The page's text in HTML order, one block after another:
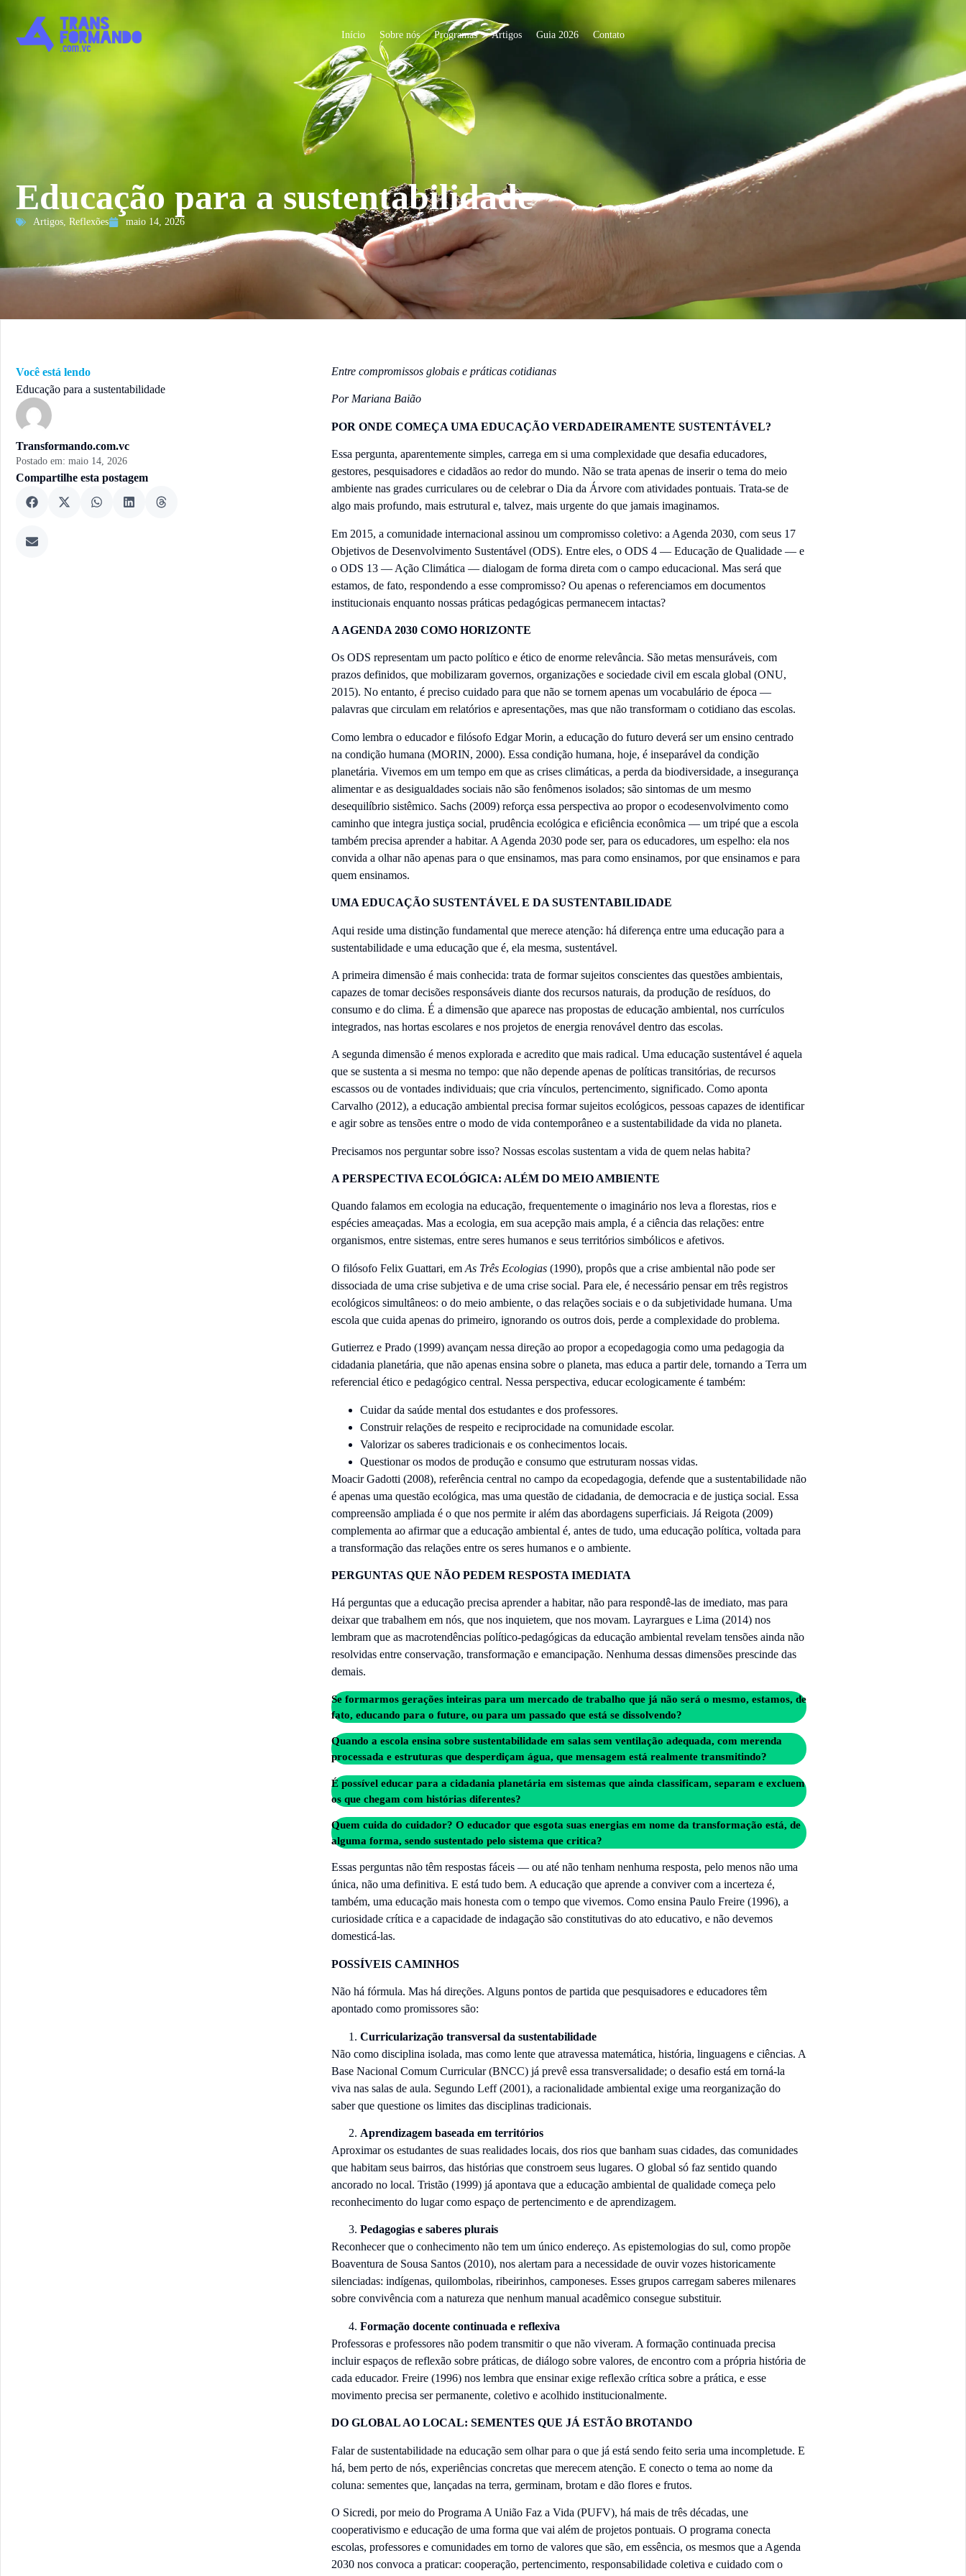
Início Sobre nós Programas Artigos Guia 2026 Contato
Educação para a sustentabilidade
Artigos, Reflexões maio 14, 2026
Você está lendo
Educação para a sustentabilidade
Transformando.com.vc
Postado em: maio 14, 2026
Compartilhe esta postagem
Entre compromissos globais e práticas cotidianas
Por Mariana Baião
POR ONDE COMEÇA UMA EDUCAÇÃO VERDADEIRAMENTE SUSTENTÁVEL?
Essa pergunta, aparentemente simples, carrega em si uma complexidade que desafia educadores,
gestores, pesquisadores e cidadãos ao redor do mundo. Não se trata apenas de inserir o tema do meio
ambiente nas grades curriculares ou de celebrar o Dia da Árvore com atividades pontuais. Trata-se de
algo mais profundo, mais estrutural e, talvez, mais urgente do que jamais imaginamos.
Em 2015, a comunidade internacional assinou um compromisso coletivo: a Agenda 2030, com seus 17
Objetivos de Desenvolvimento Sustentável (ODS). Entre eles, o ODS 4 — Educação de Qualidade — e
o ODS 13 — Ação Climática — dialogam de forma direta com o campo educacional. Mas será que
estamos, de fato, respondendo a esse compromisso? Ou apenas o referenciamos em documentos
institucionais enquanto nossas práticas pedagógicas permanecem intactas?
A AGENDA 2030 COMO HORIZONTE
Os ODS representam um pacto político e ético de enorme relevância. São metas mensuráveis, com
prazos definidos, que mobilizaram governos, organizações e sociedade civil em escala global (ONU,
2015). No entanto, é preciso cuidado para que não se tornem apenas um vocabulário de época —
palavras que circulam em relatórios e apresentações, mas que não transformam o cotidiano das escolas.
Como lembra o educador e filósofo Edgar Morin, a educação do futuro deverá ser um ensino centrado
na condição humana (MORIN, 2000). Essa condição humana, hoje, é inseparável da condição
planetária. Vivemos em um tempo em que as crises climáticas, a perda da biodiversidade, a insegurança
alimentar e as desigualdades sociais não são fenômenos isolados; são sintomas de um mesmo
desequilíbrio sistêmico. Sachs (2009) reforça essa perspectiva ao propor o ecodesenvolvimento como
caminho que integra justiça social, prudência ecológica e eficiência econômica — um tripé que a escola
também precisa aprender a habitar. A Agenda 2030 pode ser, para os educadores, um espelho: ela nos
convida a olhar não apenas para o que ensinamos, mas para como ensinamos, por que ensinamos e para
quem ensinamos.
UMA EDUCAÇÃO SUSTENTÁVEL E DA SUSTENTABILIDADE
Aqui reside uma distinção fundamental que merece atenção: há diferença entre uma educação para a
sustentabilidade e uma educação que é, ela mesma, sustentável.
A primeira dimensão é mais conhecida: trata de formar sujeitos conscientes das questões ambientais,
capazes de tomar decisões responsáveis diante dos recursos naturais, da produção de resíduos, do
consumo e do clima. É a dimensão que aparece nas propostas de educação ambiental, nos currículos
integrados, nas hortas escolares e nos projetos de energia renovável dentro das escolas.
A segunda dimensão é menos explorada e acredito que mais radical. Uma educação sustentável é aquela
que se sustenta a si mesma no tempo: que não depende apenas de políticas transitórias, de recursos
escassos ou de vontades individuais; que cria vínculos, pertencimento, significado. Como aponta
Carvalho (2012), a educação ambiental precisa formar sujeitos ecológicos, pessoas capazes de identificar
e agir sobre as tensões entre o modo de vida contemporâneo e a sustentabilidade da vida no planeta.
Precisamos nos perguntar sobre isso? Nossas escolas sustentam a vida de quem nelas habita?
A PERSPECTIVA ECOLÓGICA: ALÉM DO MEIO AMBIENTE
Quando falamos em ecologia na educação, frequentemente o imaginário nos leva a florestas, rios e
espécies ameaçadas. Mas a ecologia, em sua acepção mais ampla, é a ciência das relações: entre
organismos, entre sistemas, entre seres humanos e seus territórios simbólicos e afetivos.
O filósofo Felix Guattari, em As Três Ecologias(1990), propôs que a crise ambiental não pode ser
dissociada de uma crise subjetiva e de uma crise social. Para ele, é necessário pensar em três registros
ecológicos simultâneos: o do meio ambiente, o das relações sociais e o da subjetividade humana. Uma
escola que cuida apenas do primeiro, ignorando os outros dois, perde a complexidade do problema.
Gutierrez e Prado (1999) avançam nessa direção ao propor a ecopedagogia como uma pedagogia da
cidadania planetária, que não apenas ensina sobre o planeta, mas educa a partir dele, tornando a Terra um
referencial ético e pedagógico central. Nessa perspectiva, educar ecologicamente é também:
Cuidar da saúde mental dos estudantes e dos professores.
Construir relações de respeito e reciprocidade na comunidade escolar.
Valorizar os saberes tradicionais e os conhecimentos locais.
Questionar os modos de produção e consumo que estruturam nossas vidas.
Moacir Gadotti (2008), referência central no campo da ecopedagogia, defende que a sustentabilidade não
é apenas uma questão ecológica, mas uma questão de cidadania, de democracia e de justiça social. Essa
compreensão ampliada é o que nos permite ir além das abordagens superficiais. Já Reigota (2009)
complementa ao afirmar que a educação ambiental é, antes de tudo, uma educação política, voltada para
a transformação das relações entre os seres humanos e o ambiente.
PERGUNTAS QUE NÃO PEDEM RESPOSTA IMEDIATA
Há perguntas que a educação precisa aprender a habitar, não para respondê-las de imediato, mas para
deixar que trabalhem em nós, que nos inquietem, que nos movam. Layrargues e Lima (2014) nos
lembram que as macrotendências político-pedagógicas da educação ambiental revelam tensões ainda não
resolvidas entre conservação, transformação e emancipação. Nenhuma dessas dimensões prescinde das
demais.
Se formarmos gerações inteiras para um mercado de trabalho que já não será o mesmo, estamos, de
fato, educando para o future, ou para um passado que está se dissolvendo?
Quando a escola ensina sobre sustentabilidade em salas sem ventilação adequada, com merenda
processada e estruturas que desperdiçam água, que mensagem está realmente transmitindo?
É possível educar para a cidadania planetária em sistemas que ainda classificam, separam e excluem
os que chegam com histórias diferentes?
Quem cuida do cuidador? O educador que esgota suas energias em nome da transformação está, de
alguma forma, sendo sustentado pelo sistema que critica?
Essas perguntas não têm respostas fáceis — ou até não tenham nenhuma resposta, pelo menos não uma
única, não uma definitiva. E está tudo bem. A educação que aprende a conviver com a incerteza é,
também, uma educação mais honesta com o tempo que vivemos. Como ensina Paulo Freire (1996), a
curiosidade crítica e a capacidade de indagação são constitutivas do ato educativo, e não devemos
domesticá-las.
POSSÍVEIS CAMINHOS
Não há fórmula. Mas há direções. Alguns pontos de partida que pesquisadores e educadores têm
apontado como promissores são:
Curricularização transversal da sustentabilidade
Não como disciplina isolada, mas como lente que atravessa matemática, história, linguagens e ciências. A
Base Nacional Comum Curricular (BNCC) já prevê essa transversalidade; o desafio está em torná-la
viva nas salas de aula. Segundo Leff (2001), a racionalidade ambiental exige uma reorganização do
saber que questione os limites das disciplinas tradicionais.
Aprendizagem baseada em territórios
Aproximar os estudantes de suas realidades locais, dos rios que banham suas cidades, das comunidades
que habitam seus bairros, das histórias que constroem seus lugares. O global só faz sentido quando
ancorado no local. Tristão (1999) já apontava que a educação ambiental de qualidade começa pelo
reconhecimento do lugar como espaço de pertencimento e de aprendizagem.
Pedagogias e saberes plurais
Reconhecer que o conhecimento não tem um único endereço. As epistemologias do sul, como propõe
Boaventura de Sousa Santos (2010), nos alertam para a necessidade de ouvir vozes historicamente
silenciadas: indígenas, quilombolas, ribeirinhos, camponeses. Esses grupos carregam saberes milenares
sobre convivência com a natureza que nenhum manual acadêmico consegue substituir.
Formação docente continuada e reflexiva
Professoras e professores não podem transmitir o que não viveram. A formação continuada precisa
incluir espaços de reflexão sobre práticas, de diálogo sobre valores, de encontro com a própria história de
cada educador. Freire (1996) nos lembra que ensinar exige reflexão crítica sobre a prática, e esse
movimento precisa ser permanente, coletivo e acolhido institucionalmente.
DO GLOBAL AO LOCAL: SEMENTES QUE JÁ ESTÃO BROTANDO
Falar de sustentabilidade na educação sem olhar para o que já está sendo feito seria uma incompletude. E
há, bem perto de nós, experiências concretas que merecem atenção. E conecto o tema ao nome da
coluna: sementes que, lançadas na terra, germinam, brotam e dão flores e frutos.
O Sicredi, por meio do Programa A União Faz a Vida (PUFV), há mais de três décadas, une
cooperativismo e educação de uma forma que vai além de projetos pontuais. O programa conecta
escolas, professores e comunidades em torno de valores que são, em essência, os mesmos que a Agenda
2030 nos convoca a praticar: cooperação, pertencimento, responsabilidade coletiva e cuidado com o